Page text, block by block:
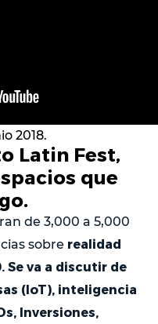
2018.
Latin Fest,
que
de 3,000 a 5,000
sobre realidad
Se va a discutir de
(IoT), inteligencia
Inversiones,